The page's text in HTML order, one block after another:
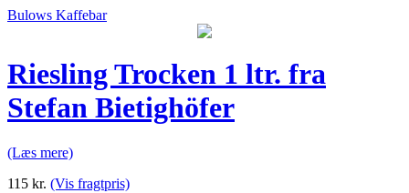
Bulows Kaffebar
Riesling Trocken 1 ltr. fra
Stefan Bietighöfer
(Læs mere)
115 kr. (Vis fragtpris)